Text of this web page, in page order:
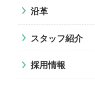
沿革
スタッフ紹介
採用情報